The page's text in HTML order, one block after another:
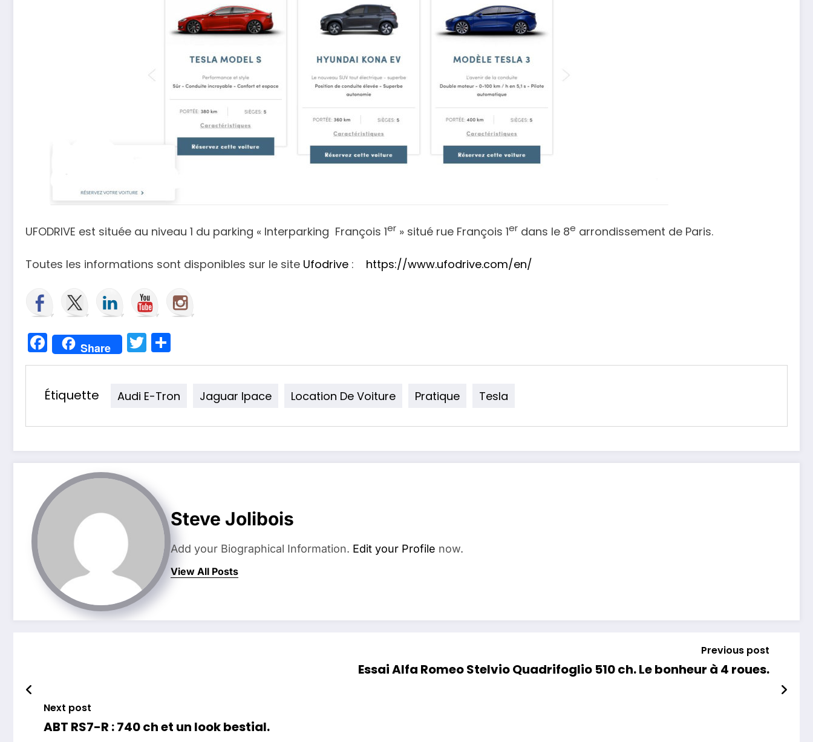
UFODRIVE est située au niveau 1 du parking « Interparking François 1er » situé rue François 1er dans le 8e arrondissement de Paris.
Toutes les informations sont disponibles sur le site Ufodrive : https://www.ufodrive.com/en/
Facebook
Share Twitter
Étiquette Audi E-Tron Jaguar Ipace Location De Voiture Pratique Tesla
Steve Jolibois
Add your Biographical Information. Edit your Profile now.
View All Posts
Previous post
Essai Alfa Romeo Stelvio Quadrifoglio 510 ch. Le bonheur à 4 roues.
Next post
ABT RS7-R : 740 ch et un look bestial.